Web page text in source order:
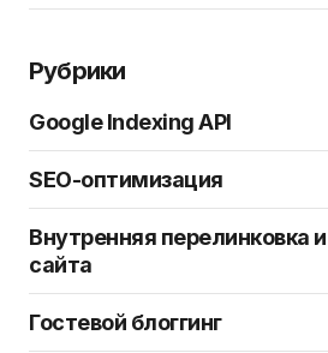
Рубрики
Google Indexing API
SEO-оптимизация
Внутренняя перелинковка
сайта
Гостевой блоггинг